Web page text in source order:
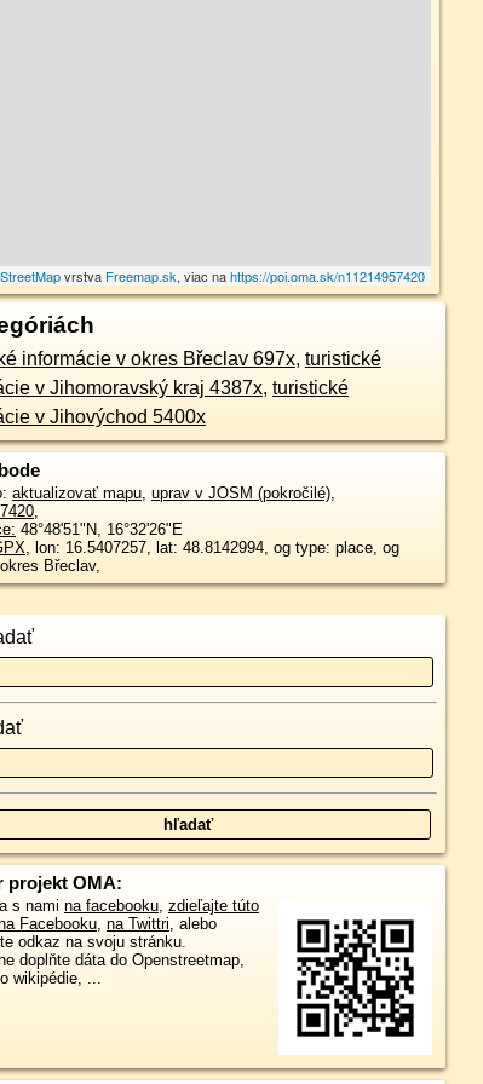
vrstva Freemap.sk, viac nahttps://poi.oma.sk/n11214957420
informácie v okres Břeclav 697x, turistické
v Jihomoravský kraj 4387x, turistické
v Jihovýchod 5400x
aktualizovať mapu, uprav v JOSM (pokročilé),
,
48°48'51"N, 16°32'26"E
, lon: 16.5407257, lat: 48.8142994, og type: place, og
Břeclav,
projekt OMA:
s nami na facebooku, zdieľajte túto
Facebooku, na Twittri , alebo
odkaz na svoju stránku.
doplňte dáta do Openstreetmap,
wikipédie, ...